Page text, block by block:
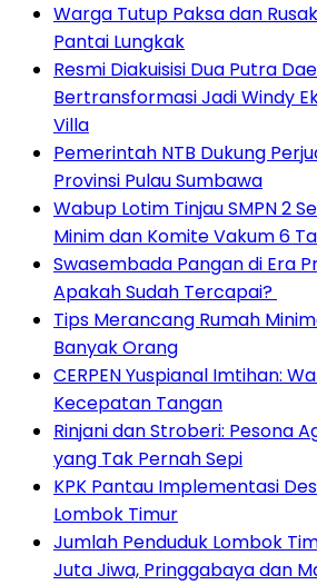
Warga Tutup Paksa dan
Pantai Lungkak
Resmi Diakuisisi Dua Putra
Bertransformasi Jadi Windy
Villa
Pemerintah NTB Dukung
Provinsi Pulau Sumbawa
Wabup Lotim Tinjau SMPN 2
Minim dan Komite Vakum 6
Swasembada Pangan di Era
Apakah Sudah Tercapai?
Tips Merancang Rumah
Banyak Orang
CERPEN Yuspianal Imtihan:
Kecepatan Tangan
Rinjani dan Stroberi: Pesona
yang Tak Pernah Sepi
KPK Pantau Implementasi
Lombok Timur
Jumlah Penduduk Lombok
Juta Jiwa, Pringgabaya dan